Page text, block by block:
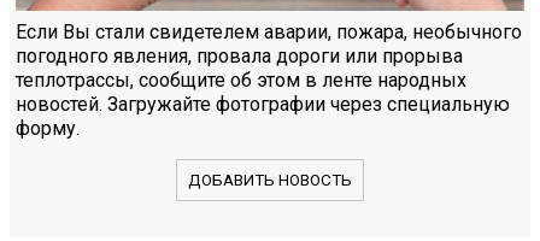
Если Вы стали свидетелем аварии, пожара, необычного
погодного явления, провала дороги или прорыва
теплотрассы, сообщите об этом в ленте народных
новостей. Загружайте фотографии через специальную
форму.
ДОБАВИТЬ НОВОСТЬ